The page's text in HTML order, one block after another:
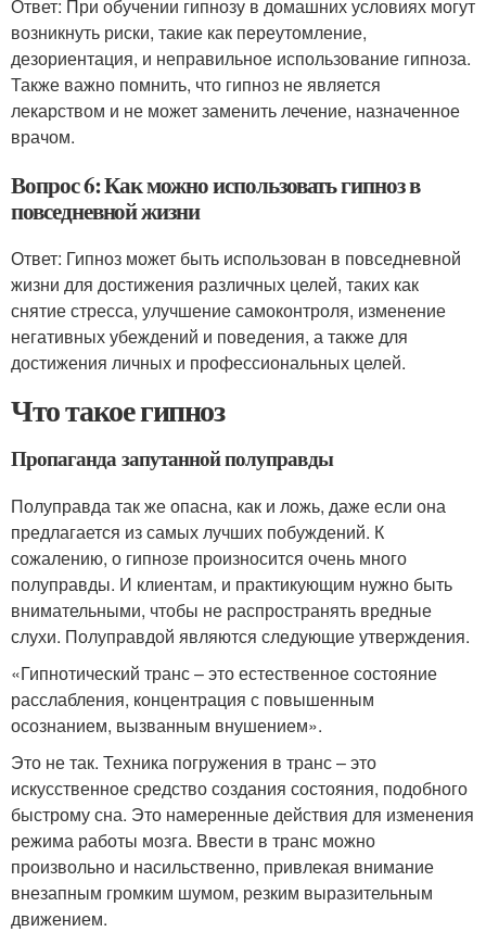
Ответ: При обучении гипнозу в домашних условиях могут
возникнуть риски, такие как переутомление,
дезориентация, и неправильное использование гипноза.
Также важно помнить, что гипноз не является
лекарством и не может заменить лечение, назначенное
врачом.
Вопрос 6: Как можно использовать гипноз в
повседневной жизни
Ответ: Гипноз может быть использован в повседневной
жизни для достижения различных целей, таких как
снятие стресса, улучшение самоконтроля, изменение
негативных убеждений и поведения, а также для
достижения личных и профессиональных целей.
Что такое гипноз
Пропаганда запутанной полуправды
Полуправда так же опасна, как и ложь, даже если она
предлагается из самых лучших побуждений. К
сожалению, о гипнозе произносится очень много
полуправды. И клиентам, и практикующим нужно быть
внимательными, чтобы не распространять вредные
слухи. Полуправдой являются следующие утверждения.
«Гипнотический транс – это естественное состояние
расслабления, концентрация с повышенным
осознанием, вызванным внушением».
Это не так. Техника погружения в транс – это
искусственное средство создания состояния, подобного
быстрому сна. Это намеренные действия для изменения
режима работы мозга. Ввести в транс можно
произвольно и насильственно, привлекая внимание
внезапным громким шумом, резким выразительным
движением.